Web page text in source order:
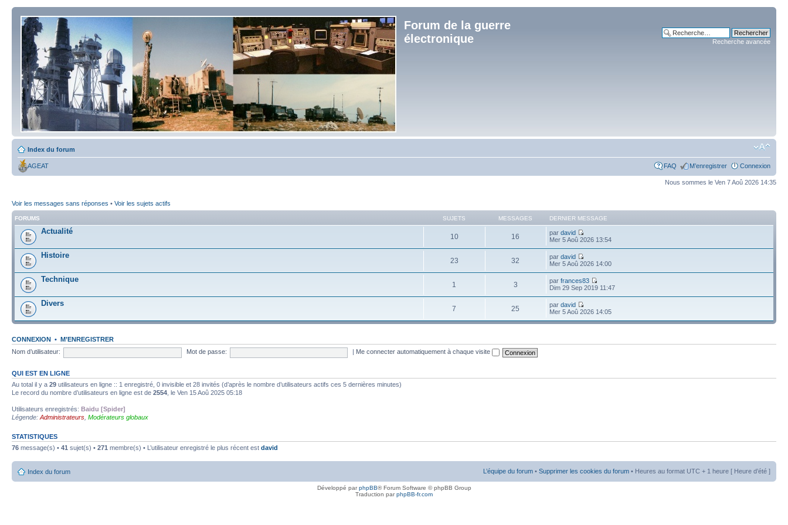
Forum de la guerre
électronique
Recherche avancée
Index du forum
AGEAT FAQ M’enregistrer Connexion
Nous sommes le Ven 7 Aoû 2026 14:35
Voir les messages sans réponses • Voir les sujets actifs
FORUMS SUJETS MESSAGES DERNIER MESSAGE
Actualité
10 16 pardavid
Mer 5 Aoû 2026 13:54
Histoire
23 32 pardavid
Mer 5 Aoû 2026 14:00
Technique
1 3 parfrances83
Dim 29 Sep 2019 11:47
Divers
7 25 pardavid
Mer 5 Aoû 2026 14:05
CONNEXION • M’ENREGISTRER
Nom d’utilisateur:
Mot de passe: Me connecter automatiquement à chaque visite
QUI EST EN LIGNE
Au total il y a 29 utilisateurs en ligne :: 1 enregistré, 0 invisible et 28 invités (d’après le nombre d’utilisateurs actifs ces 5 dernières minutes)
Le record du nombre d’utilisateurs en ligne est de 2554 , le Ven 15 Aoû 2025 05:18
Utilisateurs enregistrés: Baidu [Spider]
Légende: Administrateurs Modérateurs globaux
STATISTIQUES
76 message(s) • 41 sujet(s) • 271 membre(s) • L’utilisateur enregistré le plus récent est david
Index du forum L’équipe du forum • Supprimer les cookies du forum • Heures au format UTC + 1 heure [ Heure d’été ]
Développé parphpBB® Forum Software © phpBB Group
Traduction parphpBB-fr.com